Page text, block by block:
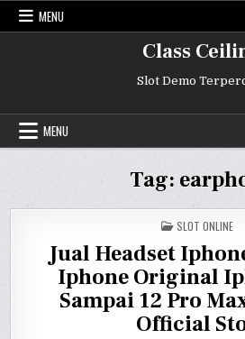
Skip
MENU
Class
Slot Demo
MENU
Tag:
POSTED
IN
SLOT ONLINE
Jual Headset
Iphone Original
Sampai 12 Pro
Official